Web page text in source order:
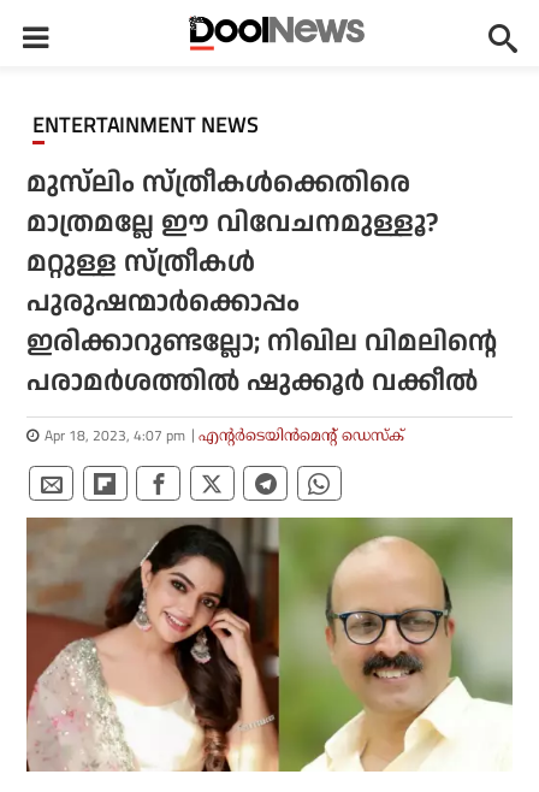
ENTERTAINMENT NEWS
മുസ്‌ലിം സ്ത്രീകള്‍ക്കെതിരെ
മാത്രമല്ലേ ഈ വിവേചനമുള്ളൂ?
മറ്റുള്ള സ്ത്രീകള്‍
പുരുഷന്മാര്‍ക്കൊപ്പം
ഇരിക്കാറുണ്ടല്ലോ; നിഖില വിമലിന്റെ
പരാമര്‍ശത്തില്‍ ഷുക്കൂര്‍ വക്കീല്‍
Apr 18, 2023, 4:07 pm എന്റര്‍ടെയിന്‍മെന്റ് ഡെസ്‌ക്